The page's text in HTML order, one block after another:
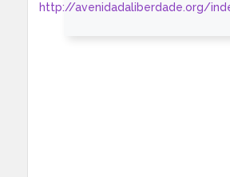
http://avenidadaliberdade.org/